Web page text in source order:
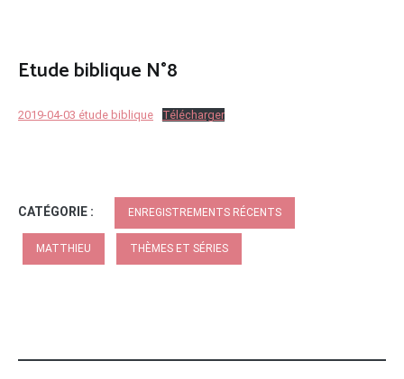
Etude biblique N°8
2019-04-03 étude biblique Télécharger
CATÉGORIE : ENREGISTREMENTS RÉCENTS
MATTHIEU THÈMES ET SÉRIES